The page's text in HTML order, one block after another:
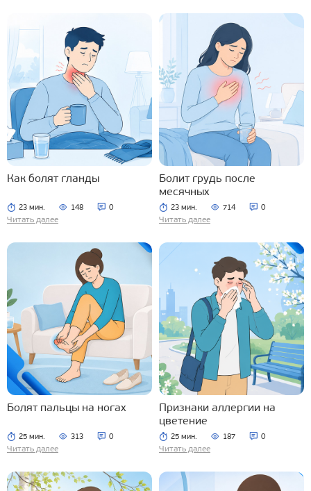
Как болят гланды
23 мин. 148 0
Читать далее
Болит грудь после
месячных
23 мин. 714 0
Читать далее
Болят пальцы на ногах
25 мин. 313 0
Читать далее
Признаки аллергии на
цветение
25 мин. 187 0
Читать далее